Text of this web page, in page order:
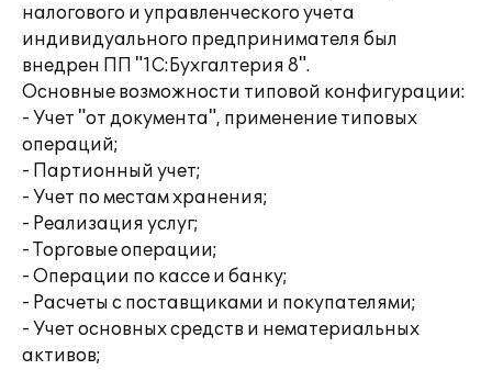
налогового и управленческого учета
индивидуального предпринимателя был
внедрен ПП "1С:Бухгалтерия 8".
Основные возможности типовой конфигурации:
- Учет "от документа", применение типовых
операций;
- Партионный учет;
- Учет по местам хранения;
- Реализация услуг;
- Торговые операции;
- Операции по кассе и банку;
- Расчеты с поставщиками и покупателями;
- Учет основных средств и нематериальных
активов;